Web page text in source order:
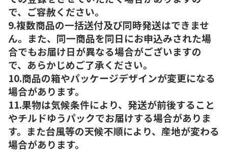
で、ご容赦ください。
9.複数商品の一括送付及び同時発送はできませ
ん。また、同一商品を同日にお申込みされた場
合でもお届け日が異なる場合がございますの
で、あらかじめご了承ください。
10.商品の箱やパッケージデザインが変更になる
場合があります。
11.果物は気候条件により、発送が前後すること
やチルドゆうパックでお届けする場合がありま
す。また台風等の天候不順により、産地が変わる
場合があります。